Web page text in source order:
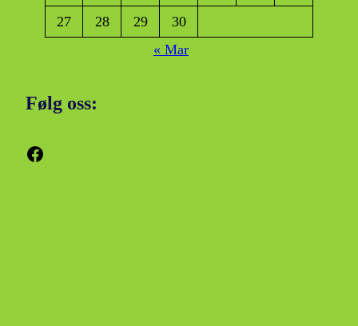
27
28 29
30
« Mar
Følg oss:
Facebook